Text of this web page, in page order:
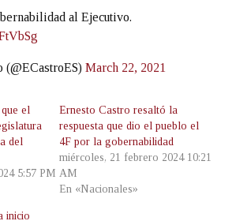
al Ejecutivo.
March 22, 2021
el
del
5:57 PM
Ernesto Castro resaltó la
respuesta que dio el pueblo el
4F por la gobernabilidad
miércoles, 21 febrero 2024 10:21
AM
En «Nacionales»
inicio